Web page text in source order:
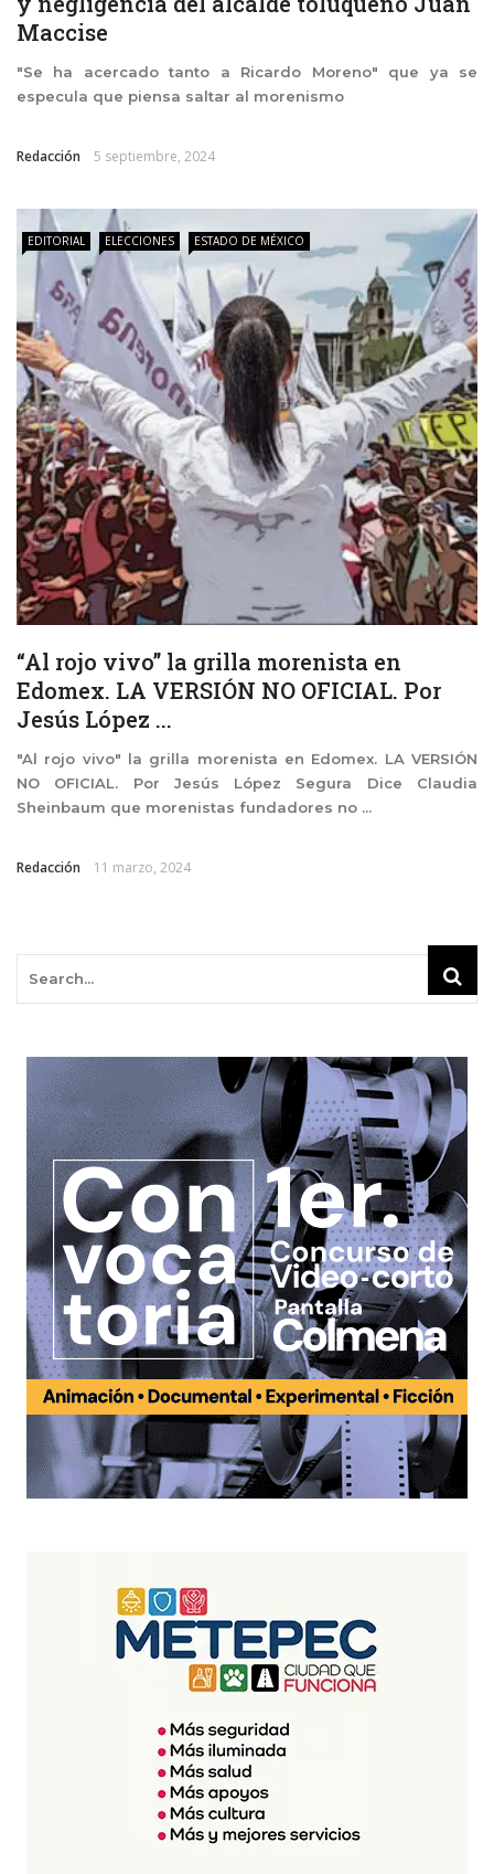
Maccise
"Se ha acercado tanto a Ricardo Moreno" que ya se
especula que piensa saltar al morenismo
Redacción 5 septiembre, 2024
EDITORIAL ELECCIONES ESTADO DE MÉXICO
“Al rojo vivo” la grilla morenista en
Edomex. LA VERSIÓN NO OFICIAL. Por
Jesús López ...
"Al rojo vivo" la grilla morenista en Edomex. LA VERSIÓN
NO OFICIAL. Por Jesús López Segura Dice Claudia
Sheinbaum que morenistas fundadores no ...
Redacción 11 marzo, 2024